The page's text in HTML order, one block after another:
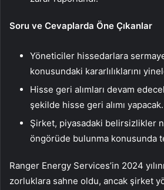
Soru ve Cevaplarda Öne Çıkanlar
Yöneticiler hissedarlara
konusundaki kararlılıklarını
Hisse geri alımları devam
şekilde hisse geri alımı yapacak.
Şirket, piyasadaki belirsizlikler
öngörüde bulunma konusunda
Ranger Energy Services’in 2024
zorluklara sahne oldu, ancak şirket